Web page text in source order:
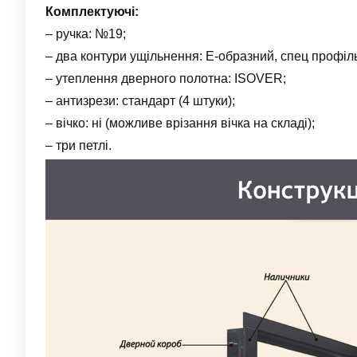
Комплектуючі:
– ручка: №19;
– два контури ущільнення: Е-образний, спец
– утеплення дверного полотна: ISOVER;
– антизрези: стандарт (4 штуки);
– вічко: ні (можливе врізання вічка на складі);
– три петлі.